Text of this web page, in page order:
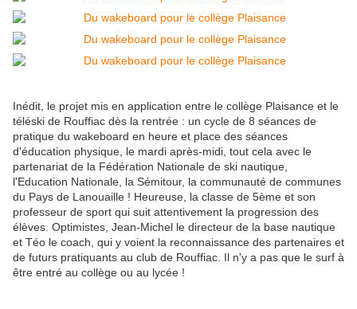
Inédit, le projet mis en application entre le collège Plaisance et le
téléski de Rouffiac dès la rentrée : un cycle de 8 séances de
pratique du wakeboard en heure et place des séances
d'éducation physique, le mardi après-midi, tout cela avec le
partenariat de la Fédération Nationale de ski nautique,
l'Education Nationale, la Sémitour, la communauté de communes
du Pays de Lanouaille ! Heureuse, la classe de 5ème et son
professeur de sport qui suit attentivement la progression des
élèves. Optimistes, Jean-Michel le directeur de la base nautique
et Téo le coach, qui y voient la reconnaissance des partenaires et
de futurs pratiquants au club de Rouffiac. Il n'y a pas que le surf à
être entré au collège ou au lycée !